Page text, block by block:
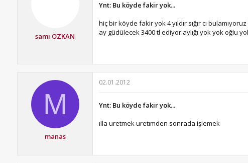
sami ÖZKAN
Ynt: Bu köyde fakir yok...
hiç bir köyde fakir yok 4 yıldır sığır cı
ay güdülecek 3400 tl ediyor aylığı yok yok oğlu
M
manas
02.01.2012
Ynt: Bu köyde fakir yok...
ılla uretmek uretımden sonrada işlemek